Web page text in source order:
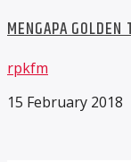
MENGAPA
rpkfm
15 February 2018